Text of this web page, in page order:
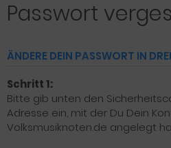
Passwort
ÄNDERE DEIN PASSWORT IN
Schritt 1:
Bitte gib unten den
Adresse ein, mit der Du Dein
Volksmusiknoten.de angelegt